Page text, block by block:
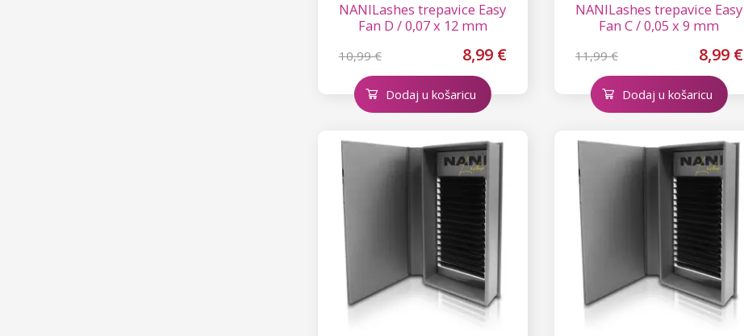
NANILashes trepavice Easy
Fan D / 0,07 x 12 mm
10,99 € 8,99 €
Dodaj u košaricu
NANILashes trepavice Easy
Fan C / 0,05 x 9 mm
11,99 € 8,99 €
Dodaj u košaricu